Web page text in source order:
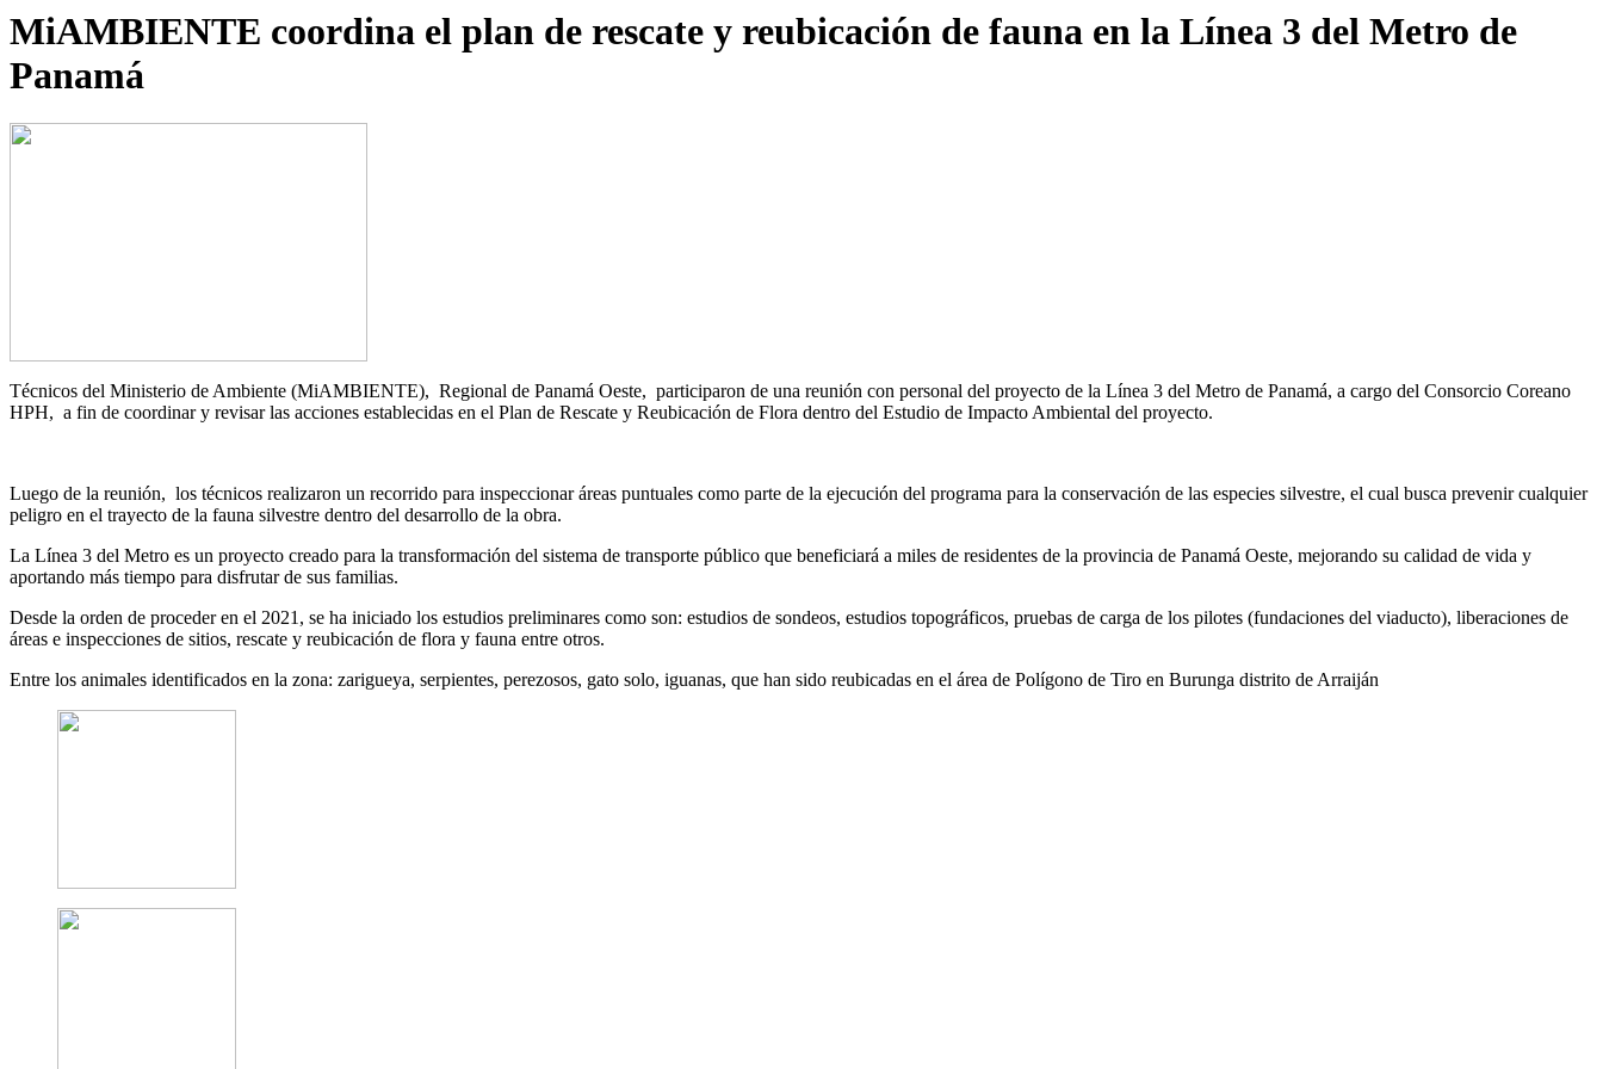
MiAMBIENTE coordina el plan de rescate y reubicación de fauna en la Línea 3 del Metro de
Panamá
Técnicos del Ministerio de Ambiente (MiAMBIENTE), Regional de Panamá Oeste, participaron de una reunión con personal del proyecto de la Línea 3 del Metro de Panamá, a cargo del Consorcio Coreano
HPH, a fin de coordinar y revisar las acciones establecidas en el Plan de Rescate y Reubicación de Flora dentro del Estudio de Impacto Ambiental del proyecto.
Luego de la reunión, los técnicos realizaron un recorrido para inspeccionar áreas puntuales como parte de la ejecución del programa para la conservación de las especies silvestre, el cual busca prevenir cualquier
peligro en el trayecto de la fauna silvestre dentro del desarrollo de la obra.
La Línea 3 del Metro es un proyecto creado para la transformación del sistema de transporte público que beneficiará a miles de residentes de la provincia de Panamá Oeste, mejorando su calidad de vida y
aportando más tiempo para disfrutar de sus familias.
Desde la orden de proceder en el 2021, se ha iniciado los estudios preliminares como son: estudios de sondeos, estudios topográficos, pruebas de carga de los pilotes (fundaciones del viaducto), liberaciones de
áreas e inspecciones de sitios, rescate y reubicación de flora y fauna entre otros.
Entre los animales identificados en la zona: zarigueya, serpientes, perezosos, gato solo, iguanas, que han sido reubicadas en el área de Polígono de Tiro en Burunga distrito de Arraiján